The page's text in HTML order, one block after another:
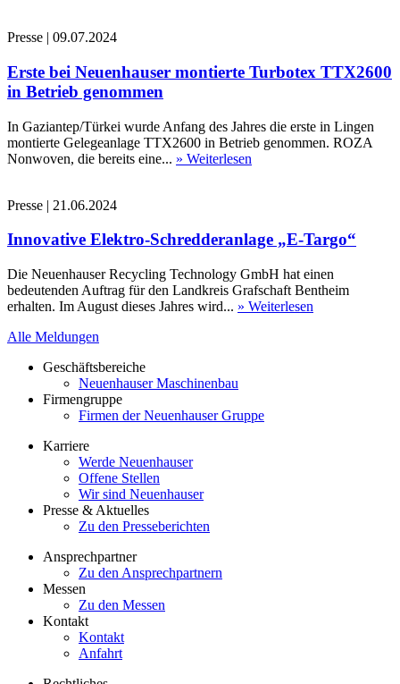
Presse | 09.07.2024
Erste bei Neuenhauser montierte Turbotex TTX2600
in Betrieb genommen
In Gaziantep/Türkei wurde Anfang des Jahres die erste in Lingen
montierte Gelegeanlage TTX2600 in Betrieb genommen. ROZA
Nonwoven, die bereits eine... » Weiterlesen
Presse | 21.06.2024
Innovative Elektro-Schredderanlage „E-Targo“
Die Neuenhauser Recycling Technology GmbH hat einen
bedeutenden Auftrag für den Landkreis Grafschaft Bentheim
erhalten. Im August dieses Jahres wird... » Weiterlesen
Alle Meldungen
Geschäftsbereiche
Neuenhauser Maschinenbau
Firmengruppe
Firmen der Neuenhauser Gruppe
Karriere
Werde Neuenhauser
Offene Stellen
Wir sind Neuenhauser
Presse & Aktuelles
Zu den Presseberichten
Ansprechpartner
Zu den Ansprechpartnern
Messen
Zu den Messen
Kontakt
Kontakt
Anfahrt